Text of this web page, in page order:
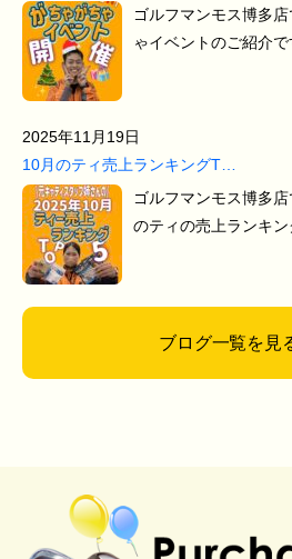
ゴルフマンモス博多
ゃイベントのご紹介
2025年11月19日
10月のティ売上ランキングT…
ゴルフマンモス博多
のティの売上ランキ
ブログ一覧を見